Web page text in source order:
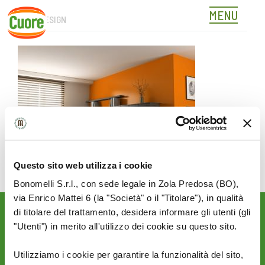
Questo sito web utilizza i cookie
Bonomelli S.r.l., con sede legale in Zola Predosa (BO),
via Enrico Mattei 6 (la "Società" o il "Titolare"), in qualità
di titolare del trattamento, desidera informare gli utenti (gli
"Utenti") in merito all'utilizzo dei cookie su questo sito.
Utilizziamo i cookie per garantire la funzionalità del sito,
Skip
content
MENU
PSICODESIGN
Rimani aggiornato sulle
novità del mondo Cuore:
SEGUICI SU: